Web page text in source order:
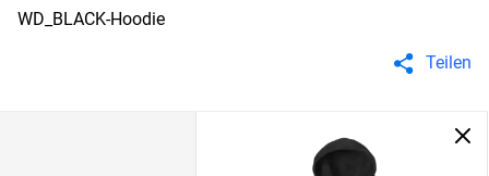
WD_BLACK-Hoodie
Teilen